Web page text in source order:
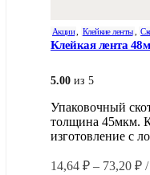
Акции, Клейкие ленты ,
Клейкая лента
5.00 из 5
Упаковочный
толщина 45мкм.
изготовление с
14,64 ₽ – 73,20 ₽